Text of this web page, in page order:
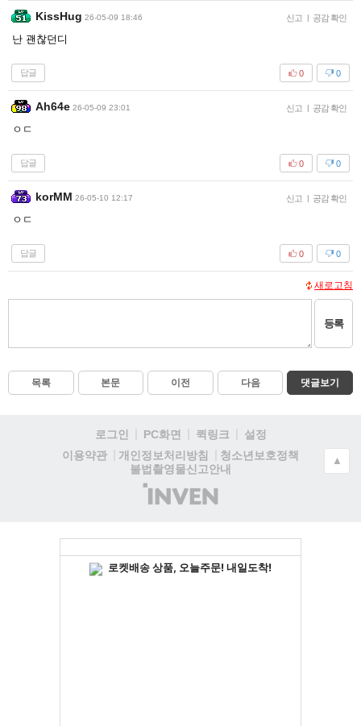
KissHug 26-05-09 18:46 신고 | 공감 확인
난 괜찮던디
답글 0
0
Ah64e 26-05-09 23:01 신고 | 공감 확인
ㅇㄷ
답글 0
0
korMM 26-05-10 12:17 신고 | 공감 확인
ㅇㄷ
답글 0
0
새로고침
등록
목록 본문 이전 다음 댓글보기
로그인 PC화면 퀵링크
설정
이용약관
개인정보처리방침
청소년보호정책
불법촬영물신고안내
(주)
인
▲